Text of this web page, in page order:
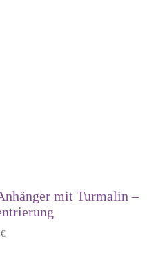
mit Turmalin –
€